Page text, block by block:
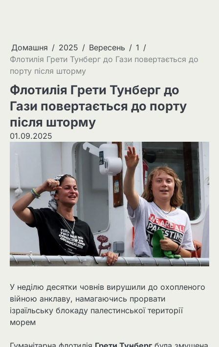
Домашня 2025 Вересень
1
Флотилія Грети Тунберг до Гази повертається до
порту після шторму
Флотилія Грети Тунберг до
Гази повертається до порту
після шторму
01.09.2025
У неділю десятки човнів вирушили до охопленого
війною анклаву, намагаючись прорвати
ізраїльську блокаду палестинської території
морем